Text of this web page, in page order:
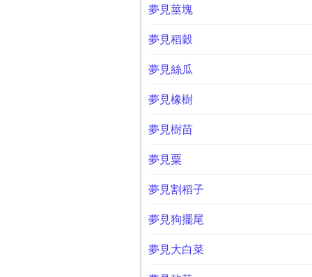
夢見莖塊
夢見稻穀
夢見絲瓜
夢見橡樹
夢見樹苗
夢見粟
夢見割稻子
夢見狗擺尾
夢見大白菜